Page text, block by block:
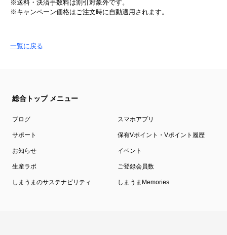
※送料・決済手数料は割引対象外です。
※キャンペーン価格はご注文時に自動適用されます。
一覧に戻る
総合トップ メニュー
ブログ スマホアプリ
サポート 保有Vポイント・Vポイント履歴
お知らせ イベント
生産ラボ ご登録会員数
しまうまのサステナビリティ しまうまMemories